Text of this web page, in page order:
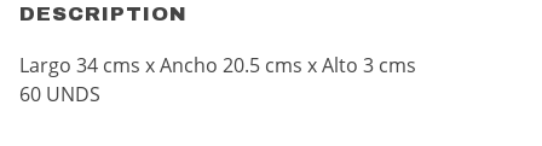
DESCRIPTION
Largo 34 cms x Ancho 20.5 cms x Alto 3 cms
60 UNDS